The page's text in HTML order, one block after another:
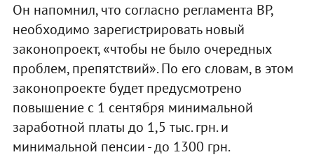
Он напомнил, что согласно регламента ВР,
необходимо зарегистрировать новый
законопроект, «чтобы не было очередных
проблем, препятствий». По его словам, в этом
законопроекте будет предусмотрено
повышение с 1 сентября минимальной
заработной платы до 1,5 тыс. грн. и
минимальной пенсии - до 1300 грн.